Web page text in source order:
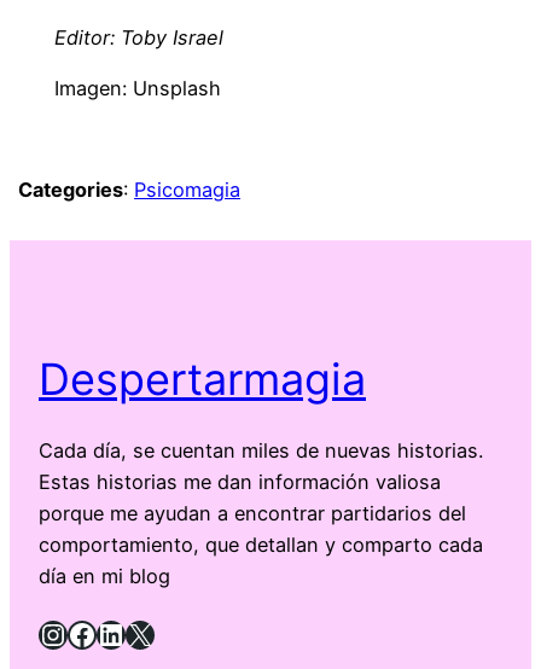
Editor: Toby Israel
Imagen: Unsplash
Categories: Psicomagia
Despertarmagia
Cada día, se cuentan miles de nuevas historias.
Estas historias me dan información valiosa
porque me ayudan a encontrar partidarios del
comportamiento, que detallan y comparto cada
día en mi blog
InstagramFacebook LinkedIn X